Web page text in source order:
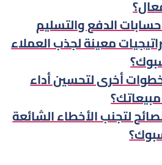
الدفع والتسليم
معينة لجذب العملاء
أخرى لتحسين أداء
لتجنب الأخطاء الشائعة